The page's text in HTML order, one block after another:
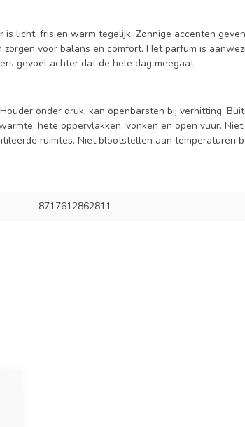
licht, fris en warm tegelijk. Zonnige accenten
voor balans en comfort. Het parfum is
gevoel achter dat de hele dag meegaat.
onder druk: kan openbarsten bij verhitting.
hete oppervlakken, vonken en open vuur.
ruimtes. Niet blootstellen aan temperaturen
8717612862811